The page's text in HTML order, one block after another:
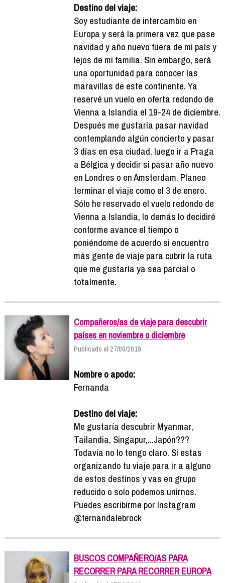
Destino del viaje:
Soy estudiante de intercambio en
Europa y será la primera vez que pase
navidad y año nuevo fuera de mi país y
lejos de mi familia. Sin embargo, será
una oportunidad para conocer las
maravillas de este continente. Ya
reservé un vuelo en oferta redondo de
Vienna a Islandia el 19-24 de diciembre.
Después me gustaría pasar navidad
contemplando algún concierto y pasar
3 días en esa ciudad, luego ir a Praga
a Bélgica y decidir si pasar año nuevo
en Londres o en Ámsterdam. Planeo
terminar el viaje como el 3 de enero.
Sólo he reservado el vuelo redondo de
Vienna a Islandia, lo demás lo decidiré
conforme avance el tiempo o
poniéndome de acuerdo si encuentro
más gente de viaje para cubrir la ruta
que me gustaría ya sea parcial o
totalmente.
Compañeros/as de viaje para descubrir
países en noviembre o diciembre
Publicado el 27/09/2019
Nombre o apodo:
Fernanda
Destino del viaje:
Me gustaría descubrir Myanmar,
Tailandia, Singapur,...Japón???
Todavía no lo tengo claro. Si estas
organizando tu viaje para ir a alguno
de estos destinos y vas en grupo
reducido o solo podemos unirnos.
Puedes escribirme por Instagram
@fernandalebrock
BUSCOS COMPAÑERO/AS PARA
RECORRER PARA RECORRER EUROPA